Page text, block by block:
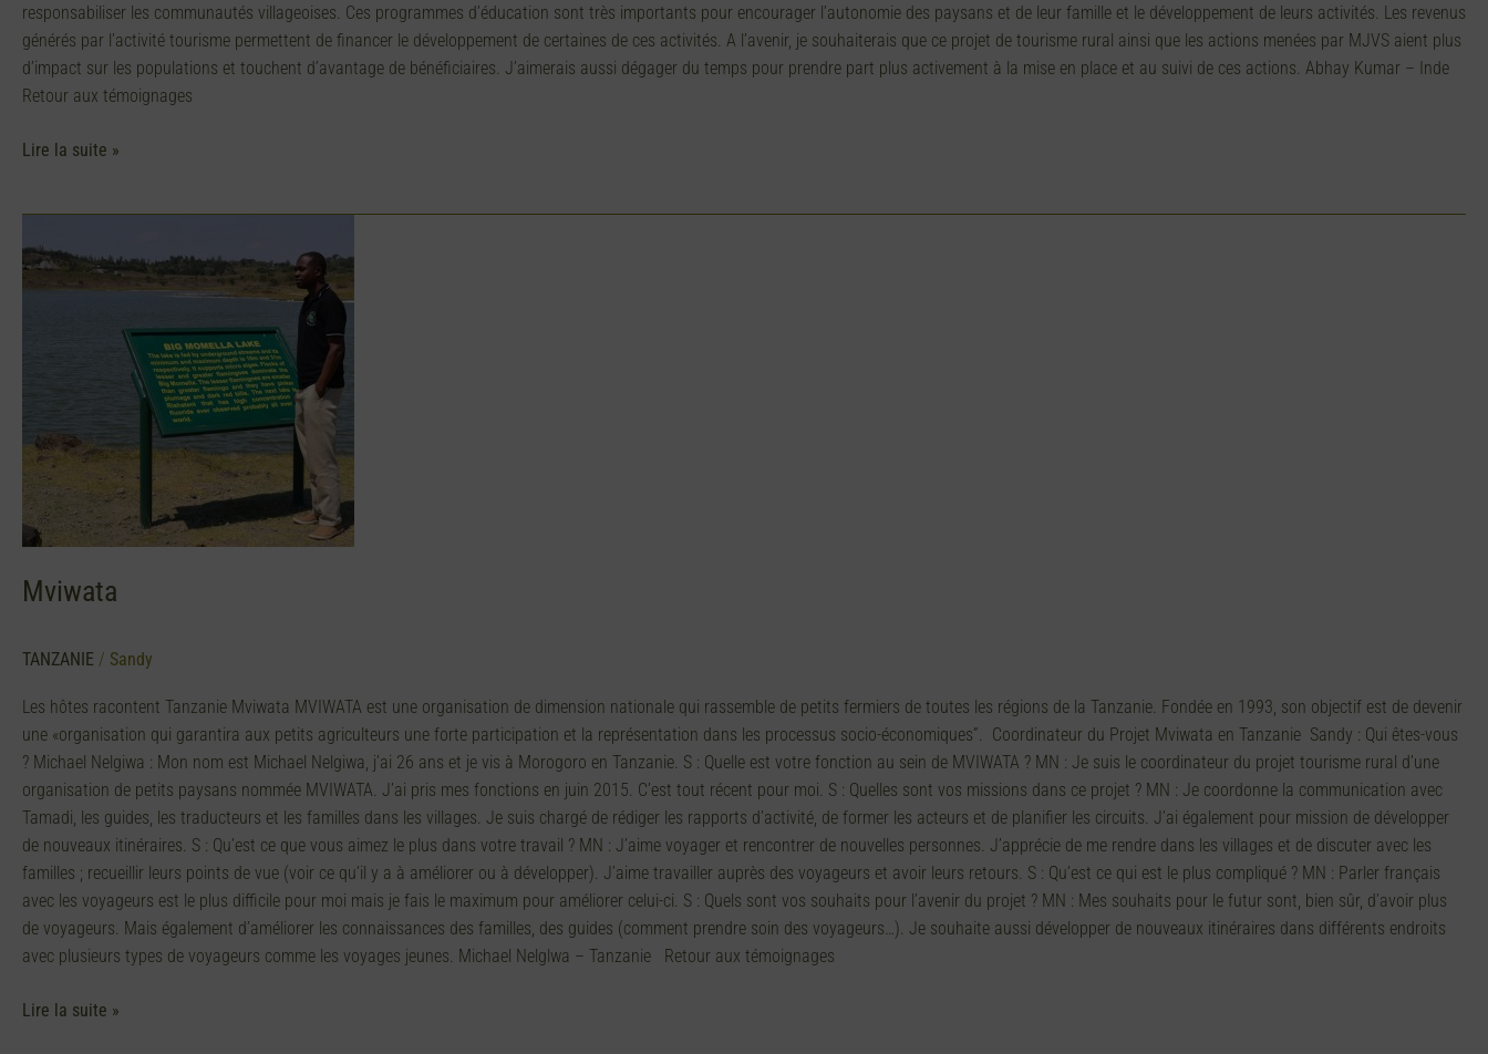
responsabiliser les communautés villageoises. Ces programmes d’éducation sont très importants pour encourager l’autonomie des paysans et de leur famille et le développement de leurs activités. Les revenus
générés par l’activité tourisme permettent de financer le développement de certaines de ces activités. A l’avenir, je souhaiterais que ce projet de tourisme rural ainsi que les actions menées par MJVS aient plus
d’impact sur les populations et touchent d’avantage de bénéficiaires. J’aimerais aussi dégager du temps pour prendre part plus activement à la mise en place et au suivi de ces actions. Abhay Kumar – Inde
Retour aux témoignages
Lire la suite »
Mviwata
TANZANIE / Sandy
Les hôtes racontent Tanzanie Mviwata MVIWATA est une organisation de dimension nationale qui rassemble de petits fermiers de toutes les régions de la Tanzanie. Fondée en 1993, son objectif est de devenir
une «organisation qui garantira aux petits agriculteurs une forte participation et la représentation dans les processus socio-économiques”. Coordinateur du Projet Mviwata en Tanzanie Sandy : Qui êtes-vous
? Michael Nelgiwa : Mon nom est Michael Nelgiwa, j’ai 26 ans et je vis à Morogoro en Tanzanie. S : Quelle est votre fonction au sein de MVIWATA ? MN : Je suis le coordinateur du projet tourisme rural d’une
organisation de petits paysans nommée MVIWATA. J’ai pris mes fonctions en juin 2015. C’est tout récent pour moi. S : Quelles sont vos missions dans ce projet ? MN : Je coordonne la communication avec
Tamadi, les guides, les traducteurs et les familles dans les villages. Je suis chargé de rédiger les rapports d’activité, de former les acteurs et de planifier les circuits. J’ai également pour mission de développer
de nouveaux itinéraires. S : Qu’est ce que vous aimez le plus dans votre travail ? MN : J’aime voyager et rencontrer de nouvelles personnes. J’apprécie de me rendre dans les villages et de discuter avec les
familles ; recueillir leurs points de vue (voir ce qu’il y a à améliorer ou à développer). J’aime travailler auprès des voyageurs et avoir leurs retours. S : Qu’est ce qui est le plus compliqué ? MN : Parler français
avec les voyageurs est le plus difficile pour moi mais je fais le maximum pour améliorer celui-ci. S : Quels sont vos souhaits pour l’avenir du projet ? MN : Mes souhaits pour le futur sont, bien sûr, d’avoir plus
de voyageurs. Mais également d’améliorer les connaissances des familles, des guides (comment prendre soin des voyageurs…). Je souhaite aussi développer de nouveaux itinéraires dans différents endroits
avec plusieurs types de voyageurs comme les voyages jeunes. Michael Nelglwa – Tanzanie Retour aux témoignages
Lire la suite »